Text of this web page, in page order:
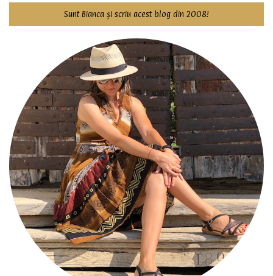
Sunt Bianca și scriu acest blog din 2008!